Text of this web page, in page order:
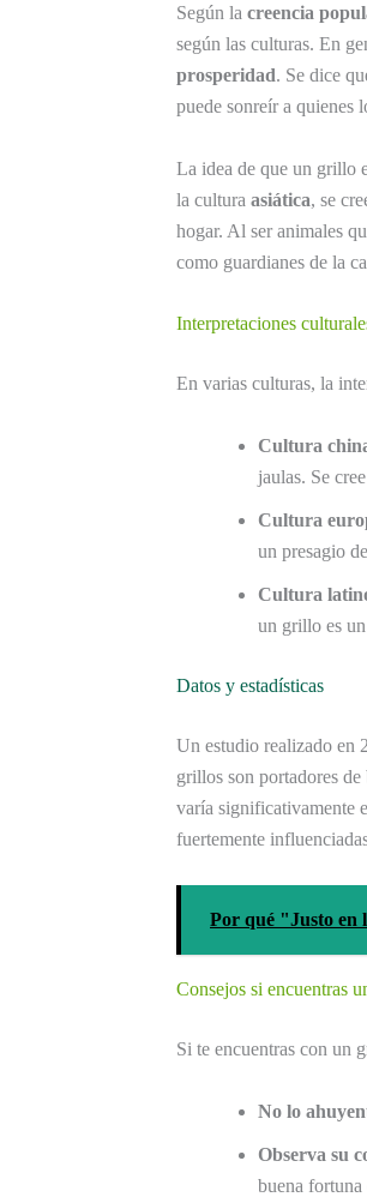
Según la creencia
según las culturas. En
prosperidad. Se dice
puede sonreír a quienes
La idea de que un grillo
la cultura asiática, se
hogar. Al ser animales
como guardianes de la
Interpretaciones
En varias culturas, la
Cultura
jaulas. Se
Cultura
un presagio
Cultura
un grillo es
Datos y estadísticas
Un estudio realizado en
grillos son portadores
varía significativamente
fuertemente
Por qué "Justo en
Consejos si encuentras
Si te encuentras con un
No lo
Observa su
buena fortuna